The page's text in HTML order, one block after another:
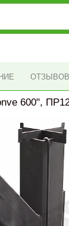
ОТЗЫВОВ
600",